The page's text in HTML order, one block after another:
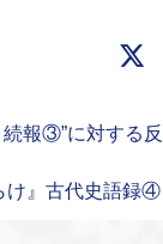
報③”に対する反
け』古代史語録④